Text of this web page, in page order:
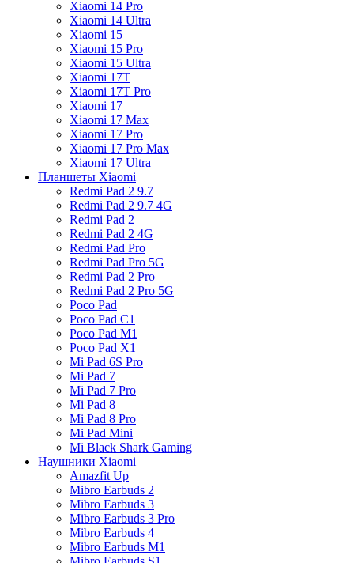
Xiaomi 14 Pro
Xiaomi 14 Ultra
Xiaomi 15
Xiaomi 15 Pro
Xiaomi 15 Ultra
Xiaomi 17T
Xiaomi 17T Pro
Xiaomi 17
Xiaomi 17 Max
Xiaomi 17 Pro
Xiaomi 17 Pro Max
Xiaomi 17 Ultra
Планшеты Xiaomi
Redmi Pad 2 9.7
Redmi Pad 2 9.7 4G
Redmi Pad 2
Redmi Pad 2 4G
Redmi Pad Pro
Redmi Pad Pro 5G
Redmi Pad 2 Pro
Redmi Pad 2 Pro 5G
Poco Pad
Poco Pad C1
Poco Pad M1
Poco Pad X1
Mi Pad 6S Pro
Mi Pad 7
Mi Pad 7 Pro
Mi Pad 8
Mi Pad 8 Pro
Mi Pad Mini
Mi Black Shark Gaming
Наушники Xiaomi
Amazfit Up
Mibro Earbuds 2
Mibro Earbuds 3
Mibro Earbuds 3 Pro
Mibro Earbuds 4
Mibro Earbuds M1